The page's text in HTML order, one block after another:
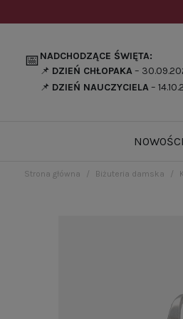
📅NADCHODZĄCE ŚWIĘTA:
📌 DZIEŃ CHŁOPAKA–
📌 DZIEŃ NAUCZYCIELA–
NOWOŚCI
Strona główna Biżuteria damska